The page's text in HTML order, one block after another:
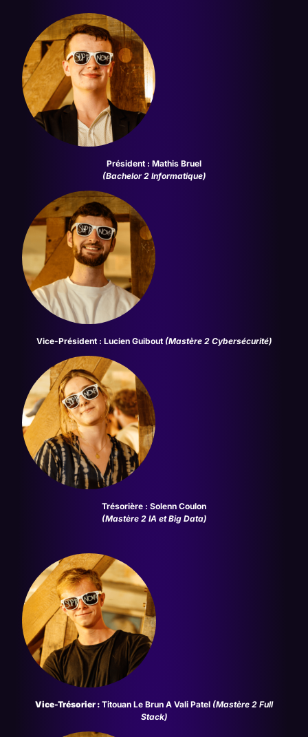
Président : Mathis Bruel
(Bachelor 2 Informatique)
Vice-Président : Lucien Guibout (Mastère 2 Cybersécurité)
Trésorière : Solenn Coulon
(Mastère 2 IA et Big Data)
Vice-Trésorier : Titouan Le Brun A Vali Patel (Mastère 2 Full
Stack)